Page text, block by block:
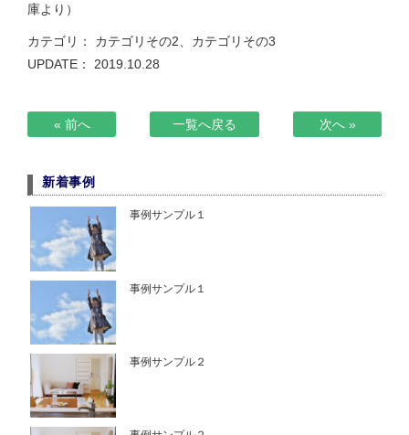
庫より）
カテゴリ： カテゴリその2
カテゴリその3
UPDATE： 2019.10.28
« 前へ 一覧へ戻る 次へ »
新着事例
事例サンプル１
事例サンプル１
事例サンプル２